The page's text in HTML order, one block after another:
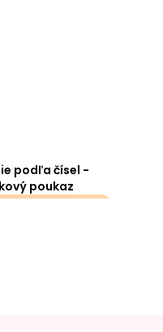
podľa čísel -
poukaz